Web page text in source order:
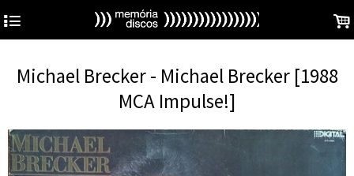
4 .
Michael Brecker - Michael Brecker [1988
MCA Impulse!]